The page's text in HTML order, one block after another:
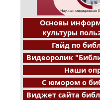
Основы
культуры
Гайд по
Видеоролик
Наши
С юмором о
Виджет сайта